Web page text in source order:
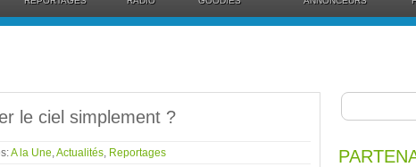
le ciel simplement ?
A la Une,Actualités, Reportages